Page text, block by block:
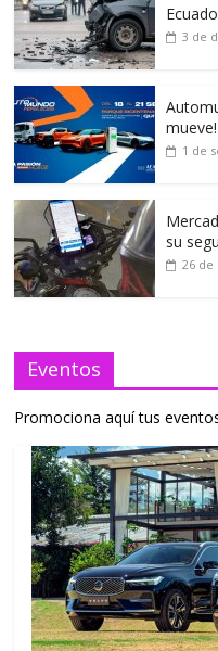
3 de
mueve!
1 de
su
26 de
Eventos
Promociona aquí tus